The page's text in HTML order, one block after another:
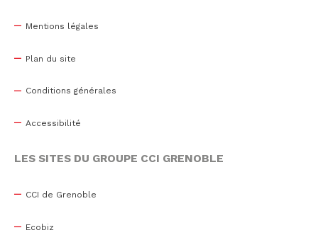
Mentions légales
Plan du site
Conditions générales
Accessibilité
LES SITES DU GROUPE CCI GRENOBLE
CCI de Grenoble
Ecobiz